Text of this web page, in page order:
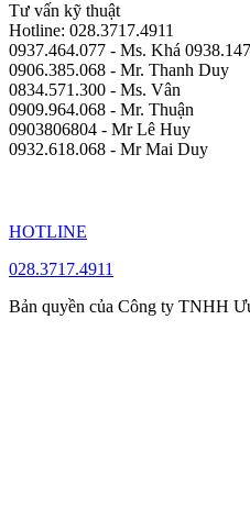
Tư vấn kỹ thuật
Hotline: 028.3717.4911
0937.464.077 - Ms. Khá
0906.385.068 - Mr. Thanh Duy
0834.571.300 - Ms. Vân
0909.964.068 - Mr. Thuận
0903806804 - Mr Lê Huy
0932.618.068 - Mr Mai Duy
HOTLINE
028.3717.4911
Bản quyền của Công ty TNHH